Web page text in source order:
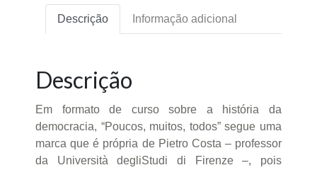
Descrição Informação adicional
Descrição
Em formato de curso sobre a história da
democracia, “Poucos, muitos, todos” segue uma
marca que é própria de Pietro Costa – professor
da Università degliStudi di Firenze –, pois